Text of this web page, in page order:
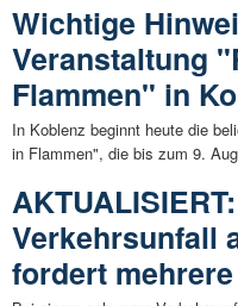
Wichtige
Veranstaltung
Flammen" in
In Koblenz beginnt heute die
in Flammen", die bis zum 9.
Verkehrsunfall
fordert